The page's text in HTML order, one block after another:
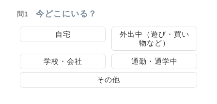
問1 今どこにいる？
自宅
外出中（遊び・買い
物など）
学校・会社 通勤・通学中
その他